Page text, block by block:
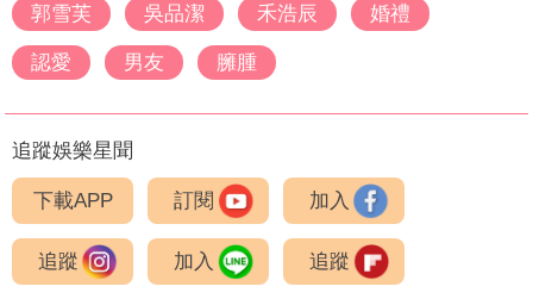
郭雪芙
吳品潔 禾浩辰 婚禮
認愛 男友 臃腫
追蹤娛樂星聞
下載APP 訂閱 加入
追蹤 加入 追蹤